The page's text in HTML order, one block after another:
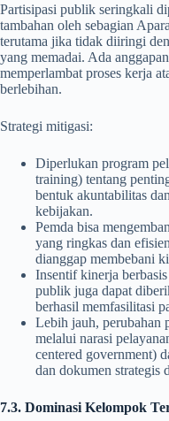
Partisipasi publik seringkali
tambahan oleh sebagian
terutama jika tidak diiringi
yang memadai. Ada
memperlambat proses kerja
berlebihan.
Strategi mitigasi:
Diperlukan program
training) tentang
bentuk akuntabilitas
kebijakan.
Pemda bisa
yang ringkas dan
dianggap membebani
Insentif kinerja
publik juga dapat
berhasil memfasilitasi
Lebih jauh, perubahan
melalui narasi
centered government)
dan dokumen strategis
7.3. Dominasi Kelompok